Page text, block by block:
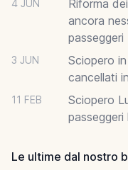
4 JUN
Riforma
ancora
passeggeri
3 JUN
Sciopero
cancellati
11 FEB
Sciopero
Le ultime dal nostro